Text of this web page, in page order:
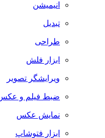
انیمیشن
تبدیل
طراحی
ابزار فلش
ویرایشگر تصویر
ضبط فيلم و
نمایش عکس
ابزار فتوشاپ